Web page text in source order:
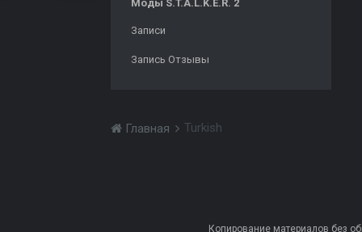
Моды S.T.A.L.K.E.R. 2
Записи
Запись Отзывы
Главная Turkish
Копирование материалов без